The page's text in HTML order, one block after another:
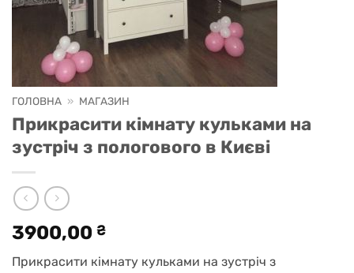
ГОЛОВНА » МАГАЗИН
Прикрасити кімнату кульками на
зустріч з пологового в Києві
3900,00 ₴
Прикрасити кімнату кульками на зустріч з